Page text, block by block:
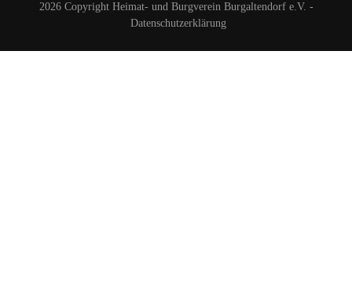
2026 Copyright Heimat- und Burgverein Burgaltendorf e.V. -
Datenschutzerklärung